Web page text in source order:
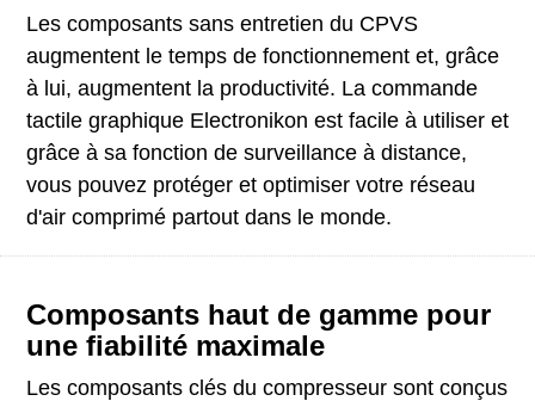
Les composants sans entretien du CPVS
augmentent le temps de fonctionnement et, grâce
à lui, augmentent la productivité. La commande
tactile graphique Electronikon est facile à utiliser et
grâce à sa fonction de surveillance à distance,
vous pouvez protéger et optimiser votre réseau
d'air comprimé partout dans le monde.
Composants haut de gamme pour
une fiabilité maximale
Les composants clés du compresseur sont conçus